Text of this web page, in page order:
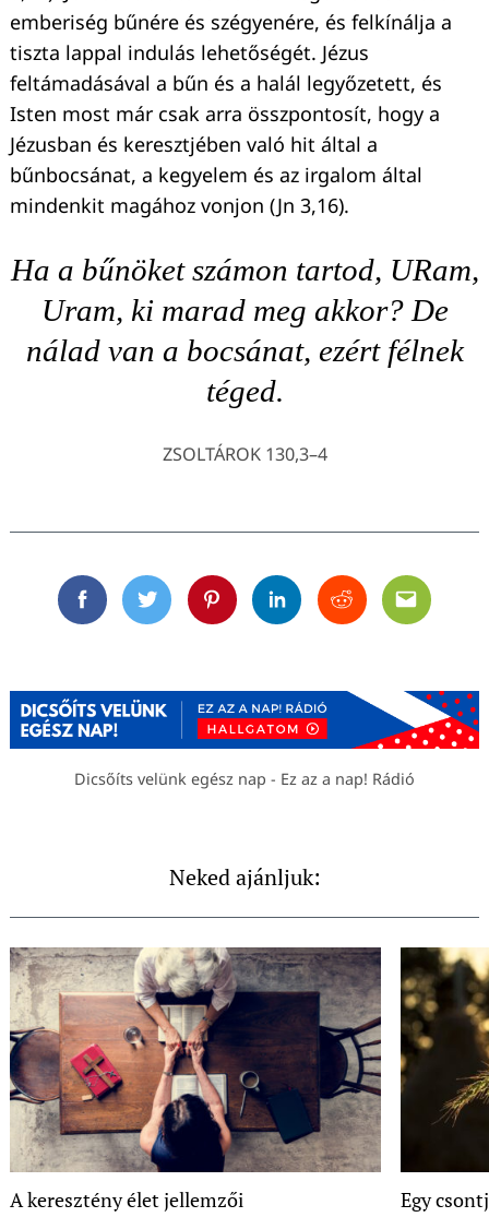
emberiség bűnére és szégyenére, és felkínálja a
tiszta lappal indulás lehetőségét. Jézus
feltámadásával a bűn és a halál legyőzetett, és
Isten most már csak arra összpontosít, hogy a
Jézusban és keresztjében való hit által a
bűnbocsánat, a kegyelem és az irgalom által
mindenkit magához vonjon (Jn 3,16).
Ha a bűnöket számon tartod, URam,
Uram, ki marad meg akkor? De
nálad van a bocsánat, ezért félnek
téged.
ZSOLTÁROK 130,3–4
FacebookTwitterPinterestLinkedinRedditEmail
Dicsőíts velünk egész nap - Ez az a nap! Rádió
Neked ajánljuk:
A keresztény élet jellemzői Egy